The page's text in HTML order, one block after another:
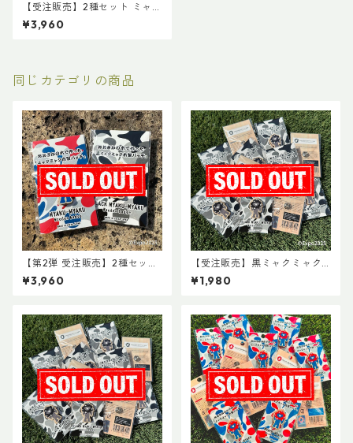
【受注販売】2種セット ミャク
ミャク木製バッチ & 黒ミャク
ミャク木製バッチ（※2026年
¥3,960
同じカテゴリの商品
【第2弾 受注販売】2種セット
ミャクミャク木製バッチ & 黒
ミャクミャク木製バッチ（※2
¥3,960
【受注販売】黒ミャクミャク
木製バッチ（※2026年4月下
旬以降 順次発送）
¥1,980